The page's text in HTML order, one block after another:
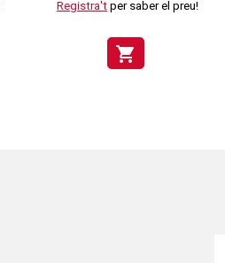
Registra't per saber el preu!
shopping_cart